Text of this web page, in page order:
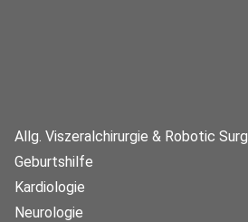
Allg. Viszeralchirurgie & Robotic
Geburtshilfe
Kardiologie
Neurologie